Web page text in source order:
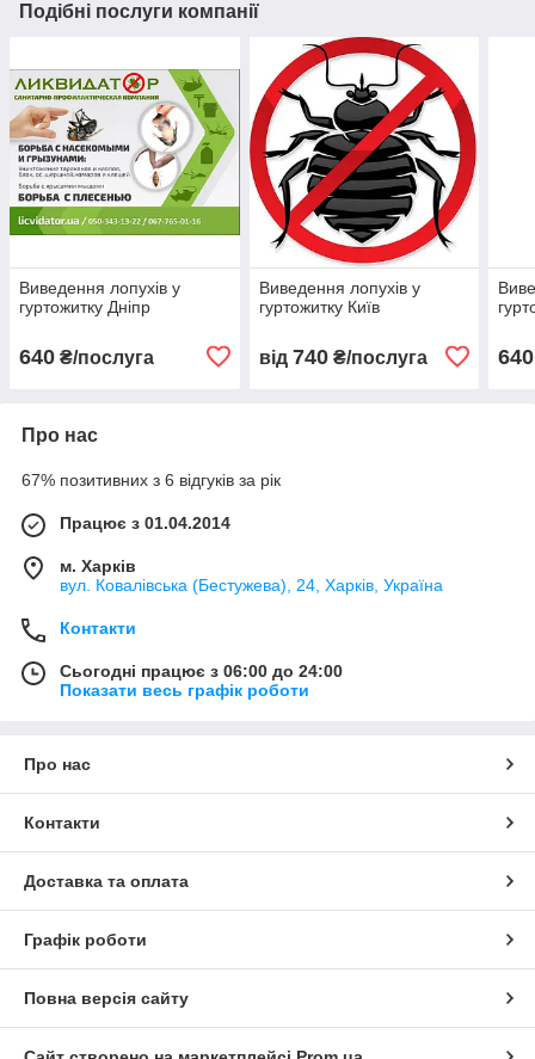
Подібні послуги компанії
Виведення лопухів у
гуртожитку Дніпр
640 ₴/послуга
Виведення лопухів у
гуртожитку Київ
від 740₴/послуга 640
Про нас
67% позитивних з 6 відгуків за рік
Працює з 01.04.2014
м. Харків
вул. Ковалівська (Бестужева), 24, Харків, Україна
Контакти
Сьогодні працює з 06:00 до 24:00
Показати весь графік роботи
Про нас
Контакти
Доставка та оплата
Графік роботи
Повна версія сайту